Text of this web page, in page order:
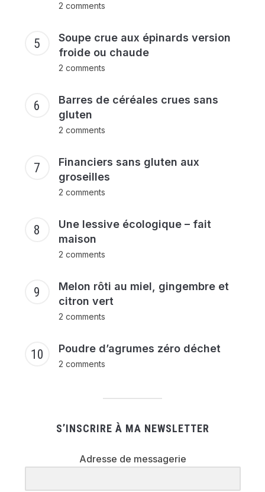
2 comments
Soupe crue aux épinards version
froide ou chaude
2 comments
Barres de céréales crues sans
gluten
2 comments
Financiers sans gluten aux
groseilles
2 comments
Une lessive écologique – fait
maison
2 comments
Melon rôti au miel, gingembre et
citron vert
2 comments
Poudre d’agrumes zéro déchet
2 comments
S’INSCRIRE À MA NEWSLETTER
Adresse de messagerie